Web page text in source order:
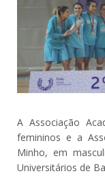
A Associação
femininos e a
Minho, em
Universitários de